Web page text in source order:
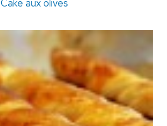
Cake aux olives